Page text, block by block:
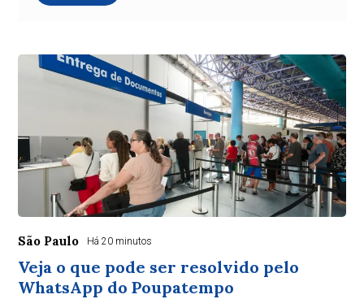
São Paulo Há 20 minutos
Veja o que pode ser resolvido pelo
WhatsApp do Poupatempo